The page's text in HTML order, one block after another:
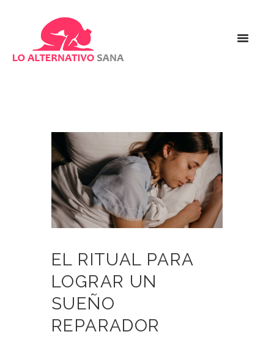
EL RITUAL PARA
LOGRAR UN
SUEÑO
REPARADOR